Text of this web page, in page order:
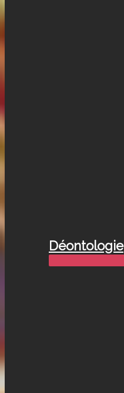
Déontologie